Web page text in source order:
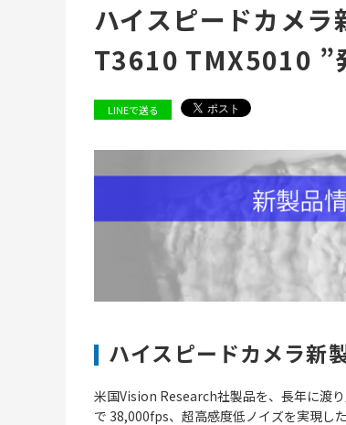
ハイスピードカメ
T3610 TMX5010 ”
LINEで送る
ハイスピードカメラ新
米国Vision Research社製品を、長年に渡
で 38,000fps、超高感度低ノイズを実現し